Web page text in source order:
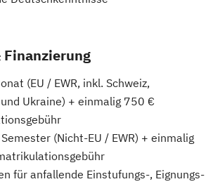
Finanzierung
(EU / EWR, inkl. Schweiz,
Ukraine) + einmalig 750 €
(Nicht-EU / EWR) + einmalig
für anfallende Einstufungs-, Eignungs-